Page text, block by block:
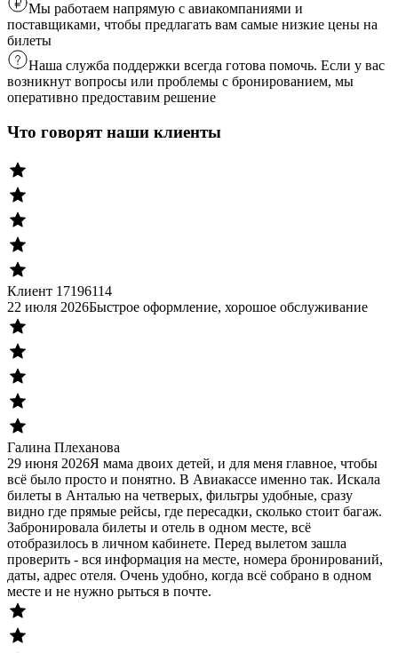
Мы работаем напрямую с авиакомпаниями и
поставщиками, чтобы предлагать вам самые низкие цены на
билеты
Наша служба поддержки всегда готова помочь. Если у вас
возникнут вопросы или проблемы с бронированием, мы
оперативно предоставим решение
Что говорят наши клиенты
Клиент 17196114
22 июля 2026Быстрое оформление, хорошое обслуживание
Галина Плеханова
29 июня 2026Я мама двоих детей, и для меня главное, чтобы
всё было просто и понятно. В Авиакассе именно так. Искала
билеты в Анталью на четверых, фильтры удобные, сразу
видно где прямые рейсы, где пересадки, сколько стоит багаж.
Забронировала билеты и отель в одном месте, всё
отобразилось в личном кабинете. Перед вылетом зашла
проверить - вся информация на месте, номера бронирований,
даты, адрес отеля. Очень удобно, когда всё собрано в одном
месте и не нужно рыться в почте.